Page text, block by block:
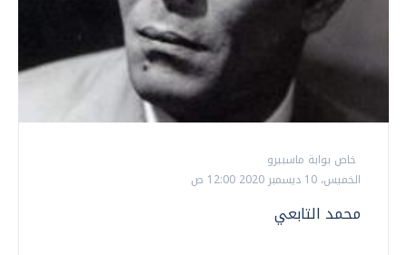
خاص بوابة ماسبيرو
الخميس، 10 ديسمبر 2020 12:00 ص
محمد التابعي